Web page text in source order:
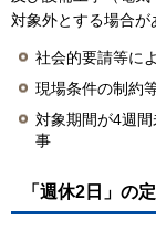
対象外とする場合が
社会的要請等に
現場条件の制約
対象期間が4週
事
「週休2日」の